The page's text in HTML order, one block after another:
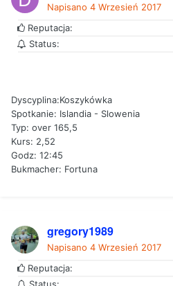
Napisano 4 Wrzesień 2017
Reputacja:
Status:
Dyscyplina:Koszykówka
Spotkanie: Islandia - Slowenia
Typ: over 165,5
Kurs: 2,52
Godz: 12:45
Bukmacher: Fortuna
gregory1989
Napisano 4 Wrzesień 2017
Reputacja: